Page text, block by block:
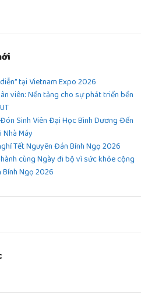
tại Vietnam Expo 2026
viên: Nền tảng cho sự phát triển bền
Đón Sinh Viên Đại Học Bình Dương Đến
Nhà Máy
Tết Nguyên Đán Bính Ngọ 2026
cùng Ngày đi bộ vì sức khỏe cộng
Bính Ngọ 2026